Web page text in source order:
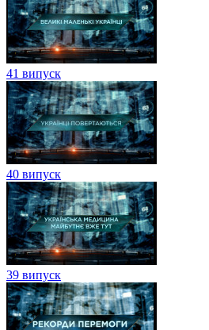
41 випуск
40 випуск
39 випуск